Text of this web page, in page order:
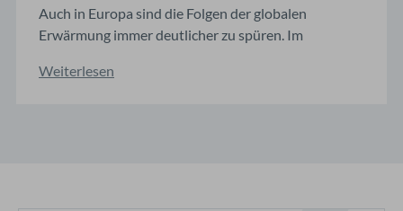
Auch in Europa sind die Folgen der globalen
Erwärmung immer deutlicher zu spüren. Im
kommunizieren: Der Klimawandel bedroht unsere
Weiterlesen